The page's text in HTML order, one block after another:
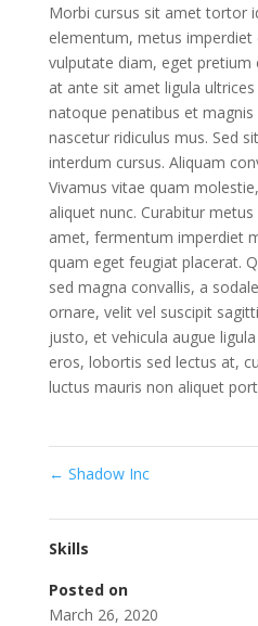
Morbi cursus sit amet tortor
elementum, metus
vulputate diam, eget pretium
at ante sit amet ligula
natoque penatibus et
nascetur ridiculus mus. Sed
interdum cursus. Aliquam
Vivamus vitae quam
aliquet nunc. Curabitur
amet, fermentum imperdiet
quam eget feugiat placerat.
sed magna convallis, a
ornare, velit vel suscipit
justo, et vehicula augue
eros, lobortis sed lectus at,
luctus mauris non aliquet
← Shadow Inc
Skills
Posted on
March 26, 2020